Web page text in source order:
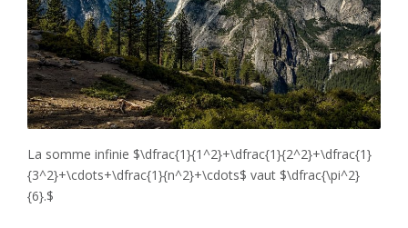
La somme infinie $\dfrac{1}{1^2}+\dfrac{1}{2^2}+\dfrac{1}
{3^2}+\cdots+\dfrac{1}{n^2}+\cdots$ vaut $\dfrac{\pi^2}
{6}.$